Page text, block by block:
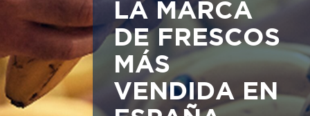
LA MARCA
DE FRESCOS
MÁS
VENDIDA EN